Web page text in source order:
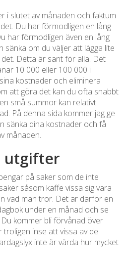
i slutet av månaden och faktum
Du har förmodligen en lång
har förmodligen även en lång
sänka om du väljer att lägga lite
Detta är sant för alla. Det
10 000 eller 100 000 i
kostnader och eliminera
att göra det kan du ofta snabbt
små summor kan relativt
På denna sida kommer jag ge
sänka dina kostnader och få
månaden.
utgifter
på saker som de inte
såsom kaffe vissa sig vara
vad man tror. Det är därför en
under en månad och se
kommer bli förvånad över
inse att vissa av de
inte är värda hur mycket